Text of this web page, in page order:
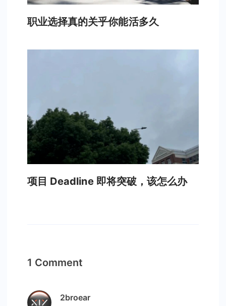
职业选择真的关乎你能活多久
项目 Deadline 即将突破，该怎么办
1 Comment
2broear